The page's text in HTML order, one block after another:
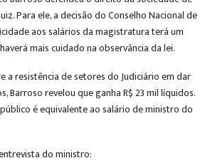
Para ele, a decisão do Conselho Nacional de
aos salários da magistratura terá um
mais cuidado na observância da lei.
a resistência de setores do Judiciário em dar
Barroso revelou que ganha R$ 23 mil líquidos.
é equivalente ao salário de ministro do
do ministro: